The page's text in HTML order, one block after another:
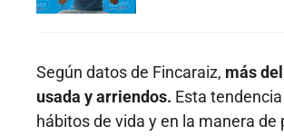
Según datos de Fincaraiz, más
usada y arriendos. Esta
hábitos de vida y en la manera